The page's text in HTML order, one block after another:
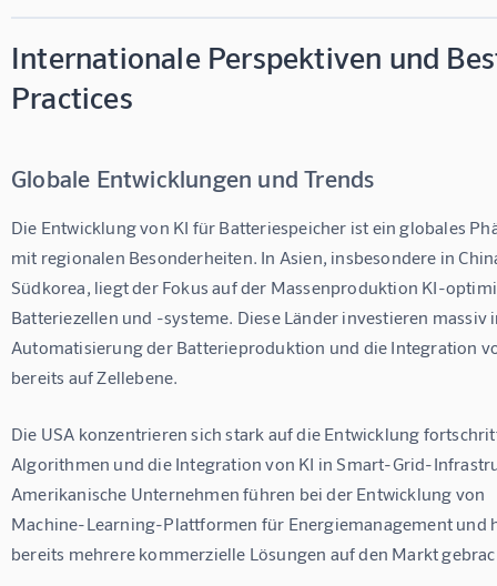
Internationale Perspektiven und
Practices
Globale Entwicklungen und Trends
Die Entwicklung von KI für Batteriespeicher ist ein globales
mit regionalen Besonderheiten. In Asien, insbesondere in
Südkorea, liegt der Fokus auf der Massenproduktion KI-
Batteriezellen und -systeme. Diese Länder investieren massiv
Automatisierung der Batterieproduktion und die Integration
bereits auf Zellebene.
Die USA konzentrieren sich stark auf die Entwicklung
Algorithmen und die Integration von KI in Smart-Grid-
Amerikanische Unternehmen führen bei der Entwicklung von
Machine-Learning-Plattformen für Energiemanagement und
bereits mehrere kommerzielle Lösungen auf den Markt